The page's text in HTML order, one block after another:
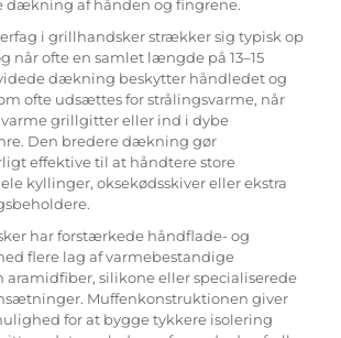
dækning af hånden og fingrene.
i grillhandsker strækker sig typisk op
når ofte en samlet længde på 13–15
dækning beskytter håndledet og
ofte udsættes for strålingsvarme, når
grillgitter eller ind i dybe
Den bredere dækning gør
effektive til at håndtere store
kyllinger, oksekødsskiver eller ekstra
har forstærkede håndflade- og
flere lag af varmebestandige
aramidfiber, silikone eller specialiserede
Muffenkonstruktionen giver
for at bygge tykkere isolering